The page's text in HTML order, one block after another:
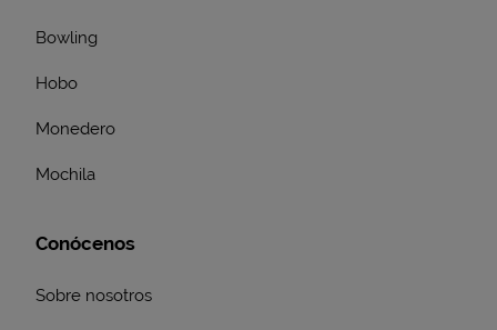
Bowling
Hobo
Monedero
Mochila
Conócenos
Sobre nosotros